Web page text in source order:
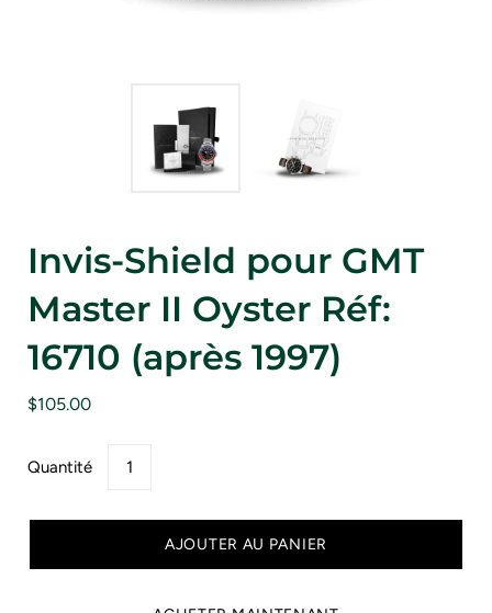
Invis-Shield pour GMT
Master II Oyster Réf:
16710 (après 1997)
$105.00
Quantité
AJOUTER AU PANIER